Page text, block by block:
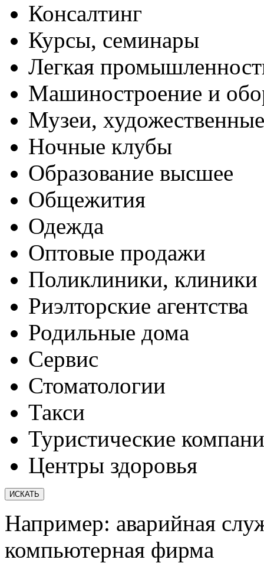
Консалтинг
Курсы, семинары
Легкая
Машиностроение и
Музеи,
Ночные клубы
Образование высшее
Общежития
Одежда
Оптовые продажи
Поликлиники, клиники
Риэлторские агентства
Родильные дома
Сервис
Стоматологии
Такси
Туристические
Центры здоровья
Например: аварийная
компьютерная фирма